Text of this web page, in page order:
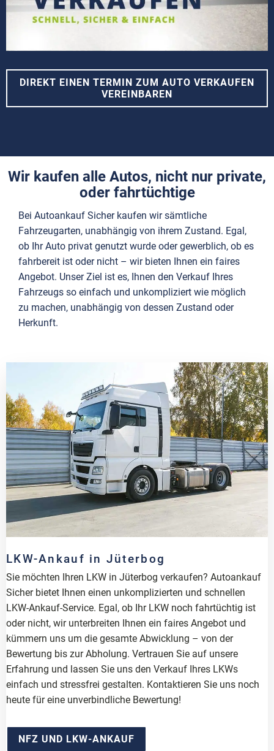
DIREKT EINEN TERMIN ZUM AUTO VERKAUFEN
VEREINBAREN
Wir kaufen alle Autos, nicht nur private,
oder fahrtüchtige
Bei Autoankauf Sicher kaufen wir sämtliche
Fahrzeugarten, unabhängig von ihrem Zustand. Egal,
ob Ihr Auto privat genutzt wurde oder gewerblich, ob es
fahrbereit ist oder nicht – wir bieten Ihnen ein faires
Angebot. Unser Ziel ist es, Ihnen den Verkauf Ihres
Fahrzeugs so einfach und unkompliziert wie möglich
zu machen, unabhängig von dessen Zustand oder
Herkunft.
LKW-Ankauf in Jüterbog
Sie möchten Ihren LKW in Jüterbog verkaufen? Autoankauf
Sicher bietet Ihnen einen unkomplizierten und schnellen
LKW-Ankauf-Service. Egal, ob Ihr LKW noch fahrtüchtig ist
oder nicht, wir unterbreiten Ihnen ein faires Angebot und
kümmern uns um die gesamte Abwicklung – von der
Bewertung bis zur Abholung. Vertrauen Sie auf unsere
Erfahrung und lassen Sie uns den Verkauf Ihres LKWs
einfach und stressfrei gestalten. Kontaktieren Sie uns noch
heute für eine unverbindliche Bewertung!
NFZ UND LKW-ANKAUF